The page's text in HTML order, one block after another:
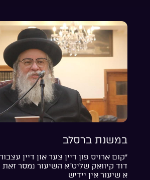
במשנת ברסלב
“קום ארויס פון דיין צער און דיין
דוד קיוואק שליט”א השיעור נמסר
א שיעור אין יידיש